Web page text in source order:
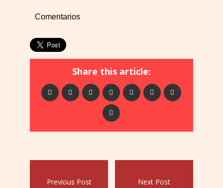
Comentarios
Share this article:
Previous Post Next Post